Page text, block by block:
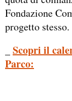
Fondazione
progetto stesso.
Scopri il
Parco: